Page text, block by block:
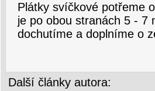
Plátky svíčkové potřeme
je po obou stranách 5 - 7
dochutíme a doplníme o
Další články autora: